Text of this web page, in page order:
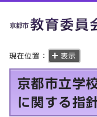
現在位置： 表示
京都市立学
に関する指